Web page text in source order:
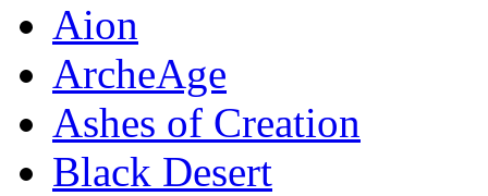
Aion
ArcheAge
Ashes of Creation
Black Desert